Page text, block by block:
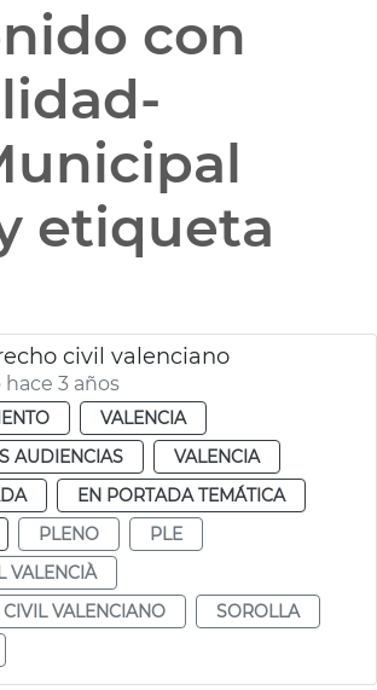
con
etiqueta
civil valenciano
3 años
VALENCIA
AUDIENCIAS
VALENCIA
EN PORTADA TEMÁTICA
PLENO
PLE
VALENCIÀ
VALENCIANO
SOROLLA